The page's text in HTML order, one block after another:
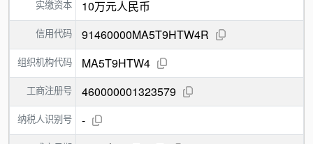
实缴资本 10万元人民币
信用代码 91460000MA5T9HTW4R
组织机构代码 MA5T9HTW4
工商注册号 460000001323579
纳税人识别号 -